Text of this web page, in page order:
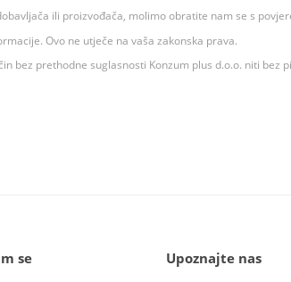
ili proizvođača, molimo obratite nam se s
Ovo ne utječe na vaša zakonska prava.
bez prethodne suglasnosti Konzum plus d.o.o. niti bez
se
Upoznajte nas